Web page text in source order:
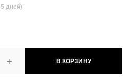
дней)
+ В КОРЗИНУ